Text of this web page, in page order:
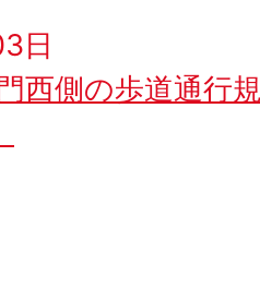
日
西側の歩道通行